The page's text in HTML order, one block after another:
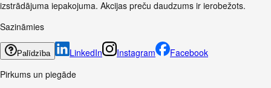
izstrādājuma iepakojuma. Akcijas preču daudzums ir ierobežots.
Sazināmies
Palīdzība LinkedIn Instagram
Facebook
Pirkums un piegāde